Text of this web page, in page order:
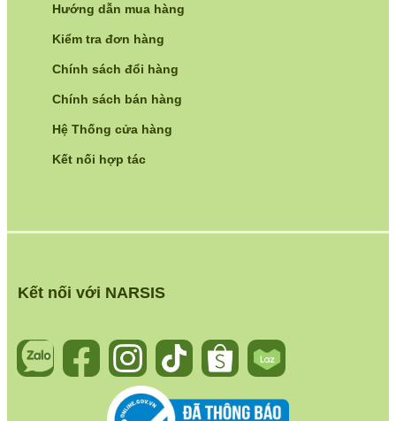
Kết nối với NARSIS
Hướng dẫn mua hàng
Kiểm tra đơn hàng
Chính sách đổi hàng
Chính sách bán hàng
Hệ Thống cửa hàng
Kết nối hợp tác